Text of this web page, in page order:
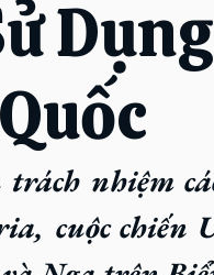
nhiệm
cuộc chiến